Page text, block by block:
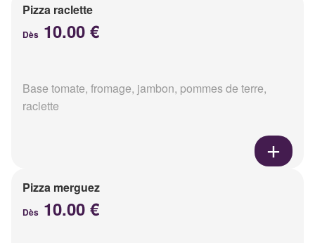
Pizza raclette
Dès 10.00 €
Base tomate, fromage, jambon, pommes de terre,
raclette
Pizza merguez
Dès 10.00 €